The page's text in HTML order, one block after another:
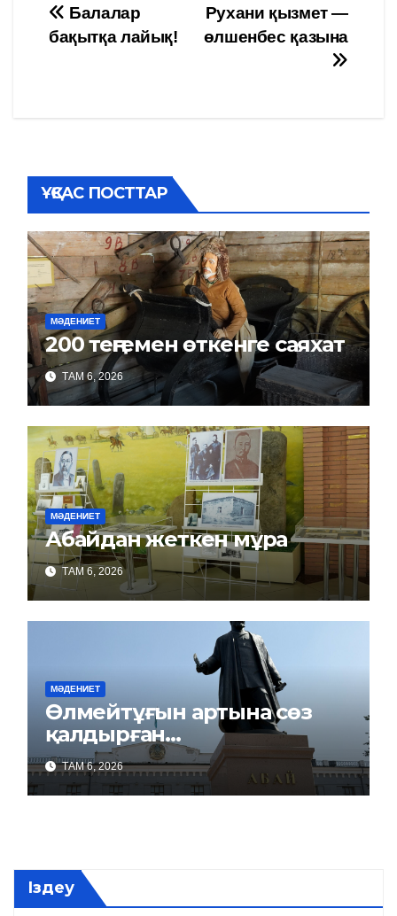
Навигация
по
Рухани қызмет —
өлшенбес қазына
Балалар
бақытқа лайық!
ҰҚСАС ПОСТТАР
МӘДЕНИЕТ
200 теңгемен өткенге саяхат
ТАМ 6, 2026
МӘДЕНИЕТ
Абайдан жеткен мұра
ТАМ 6, 2026
МӘДЕНИЕТ
Өлмейтұғын артына сөз
қалдырған…
ТАМ 6, 2026
Іздеу